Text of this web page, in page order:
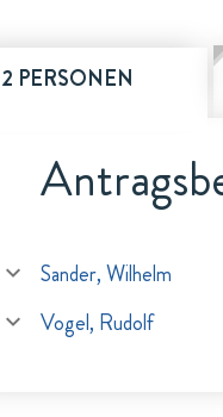
2 PERSONEN
Sander, Wilhelm
Vogel, Rudolf